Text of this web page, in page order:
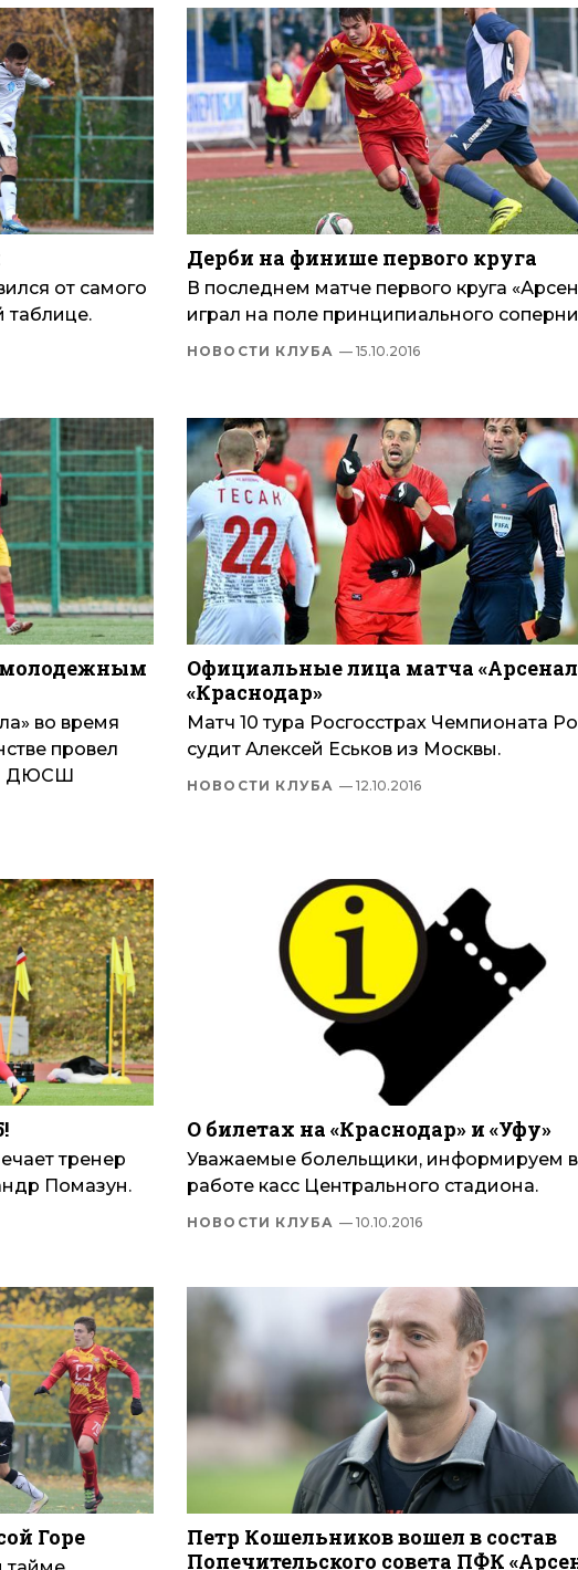
от самого
таблице.
Дерби на финише первого круга
В последнем матче первого круга
играл на поле принципиального
НОВОСТИ КЛУБА — 15.10.2016
молодежным
во время
провел
ДЮСШ
Официальные лица матча
«Краснодар»
Матч 10 тура Росгосстрах Чемпионата
судит Алексей Еськов из Москвы.
НОВОСТИ КЛУБА — 12.10.2016
тренер
Помазун.
О билетах на «Краснодар» и «Уфу»
Уважаемые болельщики, информируем
работе касс Центрального стадиона.
НОВОСТИ КЛУБА — 10.10.2016
Горе
Петр Кошельников вошел в состав
Попечительского совета ПФК